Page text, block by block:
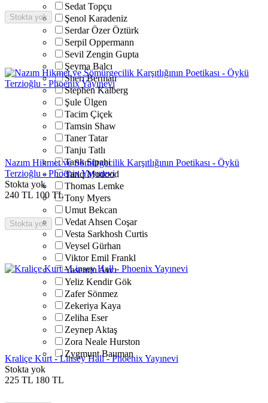
Sedat Topçu
Şenol Karadeniz
Serdar Özer Öztürk
Serpil Oppermann
Sevil Zengin Gupta
Şeyma Balcı
Sheri Berman
Stephen Kalberg
Şule Ülgen
Tacim Çiçek
Tamsin Shaw
Taner Tatar
Tanju Tatlı
Tarık Sipahi
Tariq Modood
Thomas Lemke
Tony Myers
Umut Bekcan
Vedat Ahsen Coşar
Vesta Sarkhosh Curtis
Veysel Gürhan
Viktor Emil Frankl
Yasemin Avcı
Yeliz Kendir Gök
Zafer Sönmez
Zekeriya Kaya
Zeliha Eser
Zeynep Aktaş
Zora Neale Hurston
Zygmunt Bauman
Stokta yok
Nazım Hikmet ve Sömürgecilik Karşıtlığının Poetikası - Öykü
Terzioğlu - Phoenix Yayınevi
Stokta yok
240 TL 100 TL
Stokta yok
Kraliçe Kurt - Linsey Hall - Phoenix Yayınevi
Stokta yok
225 TL 180 TL